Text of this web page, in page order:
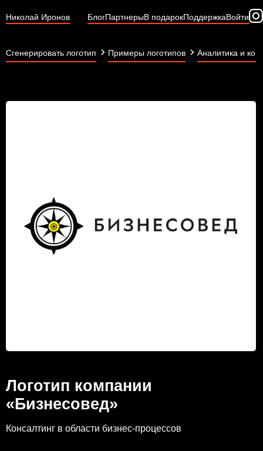
Николай Иронов БлогПартнерыВ подарокПоддержкаВойти
Сгенерировать логотип Примеры логотипов Аналитика и
Логотип компании
«Бизнесовед»
Консалтинг в области бизнес-процессов